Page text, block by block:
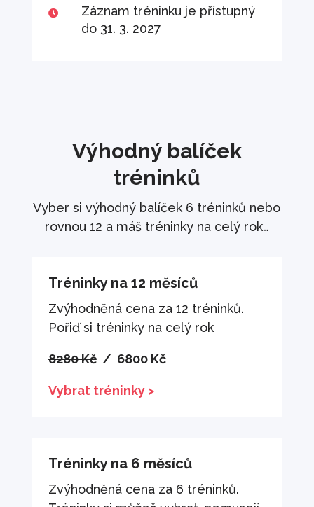

Záznam tréninku je přístupný
do 31. 3. 2027
Výhodný balíček
tréninků
Vyber si výhodný balíček 6 tréninků nebo
rovnou 12 a máš tréninky na celý rok…
Tréninky na 12 měsíců
Zvýhodněná cena za 12 tréninků.
Pořiď si tréninky na celý rok
8280 Kč/ 6800 Kč
Vybrat tréninky >
Tréninky na 6 měsíců
Zvýhodněná cena za 6 tréninků.